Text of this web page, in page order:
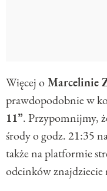
Więcej oMarcelinie
prawdopodobnie w
11”. Przypomnijmy,
środy o godz. 21:35
także na platformie
odcinków